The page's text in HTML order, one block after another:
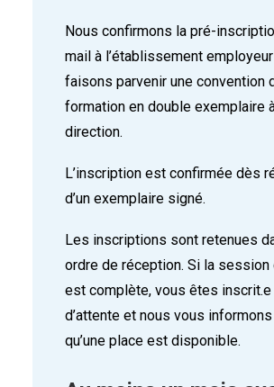
Nous confirmons la pré-
mail à l’établissement
faisons parvenir une convention
formation en double exemplaire
direction.
L’inscription est confirmée dès
d’un exemplaire signé.
Les inscriptions sont retenues
ordre de réception. Si la
est complète, vous êtes
d’attente et nous vous
qu’une place est disponible.